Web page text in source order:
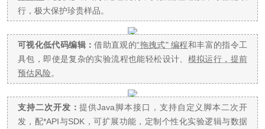
行，极大保护珍贵样品。
可视化低代码编辑：借助直观的“拖拽式" 编程和丰富的指令工
具包，即使是复杂的实验流程也能轻松设计、 模拟运行，提前
预估风险。
支持二次开发：提供Java脚本接口，支持自定义脚本二次开
发，配*API与SDK，可扩展功能，定制个性化实验逻辑与数据